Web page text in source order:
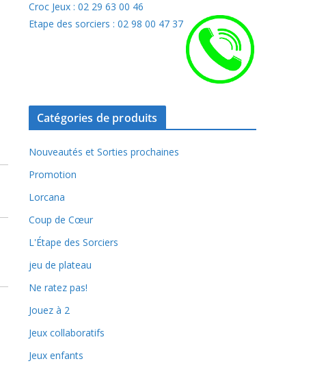
Croc Jeux : 02 29 63 00 46
Etape des sorciers : 02 98 00 47 37
Catégories de produits
Nouveautés et Sorties prochaines
Promotion
Lorcana
Coup de Cœur
L'Étape des Sorciers
jeu de plateau
Ne ratez pas!
Jouez à 2
Jeux collaboratifs
Jeux enfants